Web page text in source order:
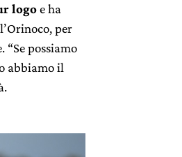
logoe ha
per
possiamo
abbiamo il